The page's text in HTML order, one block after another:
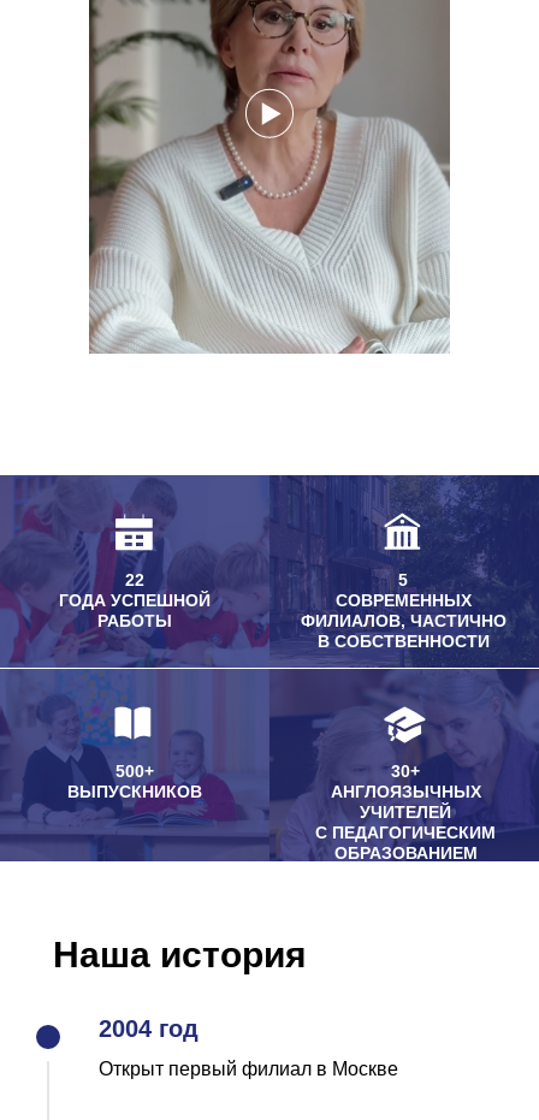
30+
АНГЛОЯЗЫЧНЫХ
500+
ВЫПУСКНИКОВ
22
ГОДА УСПЕШНОЙ
РАБОТЫ
СОВРЕМЕННЫХ
ФИЛИАЛОВ, ЧАСТИЧНО
В СОБСТВЕННОСТИ
Наша история
2004 год
Открыт первый филиал в Москве